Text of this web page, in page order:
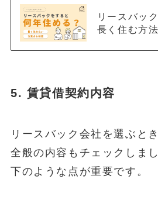
リースバッ
長く住む方
5. 賃貸借契約内容
リースバック会社を選ぶと
全般の内容もチェックしま
下のような点が重要です。